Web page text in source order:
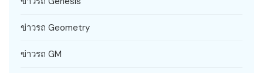
ข่าวรถ Geometry
ข่าวรถ GM